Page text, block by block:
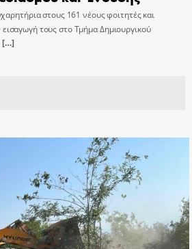
στους 161 νέους φοιτητές και
τους στο Τμήμα Δημιουργικού
[…]